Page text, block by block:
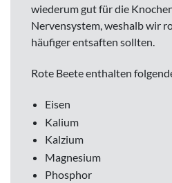
wiederum gut für die
Nervensystem, weshalb wir
häufiger entsaften sollten.
Rote Beete enthalten
Eisen
Kalium
Kalzium
Magnesium
Phosphor